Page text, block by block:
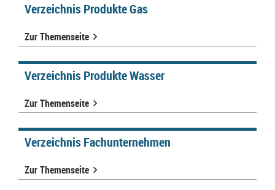
Verzeichnis Produkte Gas
Zur Themenseite
Verzeichnis Produkte Wasser
Zur Themenseite
Verzeichnis Fachunternehmen
Zur Themenseite